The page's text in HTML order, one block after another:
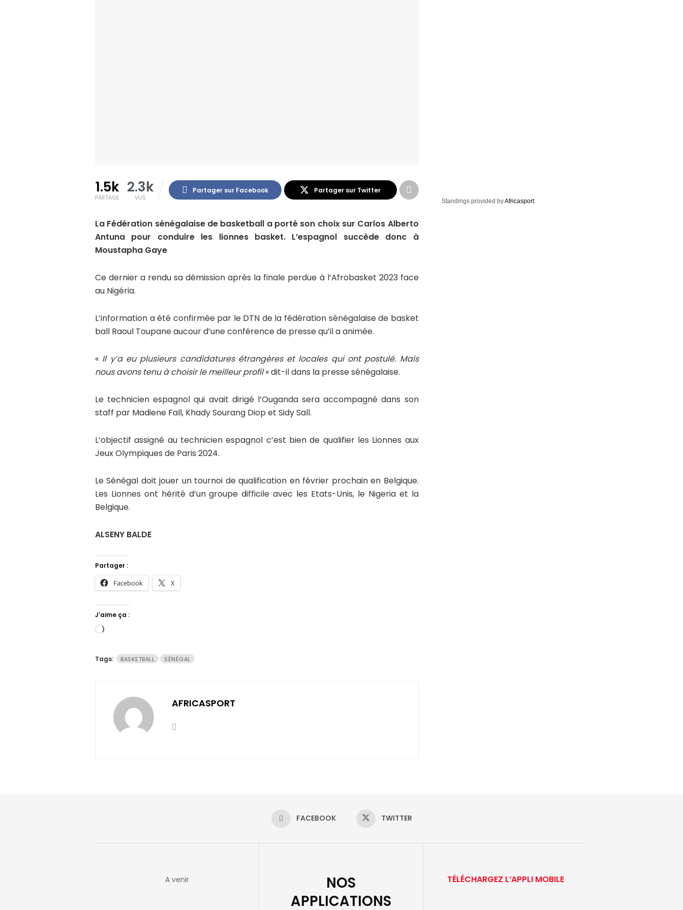
1.5k
PARTAGE
2.3k
VUS
Partager sur Facebook Partager sur Twitter
La Fédération sénégalaise de basketball a porté son choix sur Carlos Alberto
Antuna pour conduire les lionnes basket. L’espagnol succède donc à
Moustapha Gaye
Ce dernier a rendu sa démission après la finale perdue à l’Afrobasket 2023 face
au Nigéria.
L’information a été confirmée par le DTN de la fédération sénégalaise de basket
ball Raoul Toupane aucour d’une conférence de presse qu’il a animée.
« Il y’a eu plusieurs candidatures étrangères et locales qui ont postulé. Mais
nous avons tenu à choisir le meilleur profil» dit-il dans la presse sénégalaise.
Le technicien espagnol qui avait dirigé l’Ouganda sera accompagné dans son
staff par Madiene Fall, Khady Sourang Diop et Sidy Sall.
L’objectif assigné au technicien espagnol c’est bien de qualifier les Lionnes aux
Jeux Olympiques de Paris 2024.
Le Sénégal doit jouer un tournoi de qualification en février prochain en Belgique.
Les Lionnes ont hérité d’un groupe difficile avec les Etats-Unis, le Nigeria et la
Belgique.
ALSENY BALDE
Partager :
Facebook X
J’aime ça :
Chargement…
Tags: BASKETBALL SÉNÉGAL
AFRICASPORT
Standings provided byAfricasport
FACEBOOK TWITTER
A venir
NOS
APPLICATIONS
TÉLÉCHARGEZ L’APPLI MOBILE